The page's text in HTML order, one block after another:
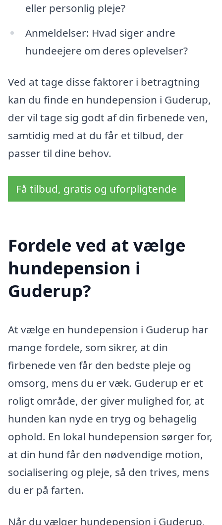
eller personlig pleje?
Anmeldelser: Hvad siger andre
hundeejere om deres oplevelser?
Ved at tage disse faktorer i betragtning
kan du finde en hundepension i Guderup,
der vil tage sig godt af din firbenede ven,
samtidig med at du får et tilbud, der
passer til dine behov.
Få tilbud, gratis og uforpligtende
Fordele ved at vælge
hundepension i
Guderup?
At vælge en hundepension i Guderup har
mange fordele, som sikrer, at din
firbenede ven får den bedste pleje og
omsorg, mens du er væk. Guderup er et
roligt område, der giver mulighed for, at
hunden kan nyde en tryg og behagelig
ophold. En lokal hundepension sørger for,
at din hund får den nødvendige motion,
socialisering og pleje, så den trives, mens
du er på farten.
Når du vælger hundepension i Guderup,